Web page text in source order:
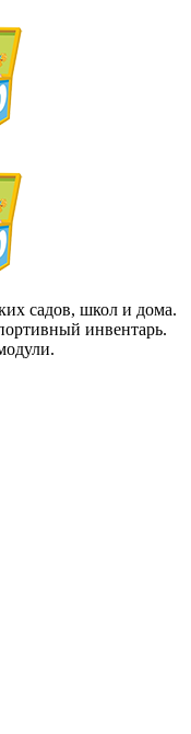
садов, школ и дома.
инвентарь.